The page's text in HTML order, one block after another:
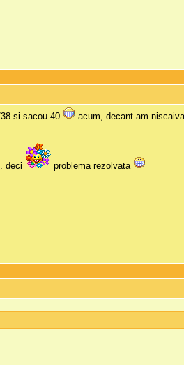
si sacou 40
acum, decant am
deci problema rezolvata